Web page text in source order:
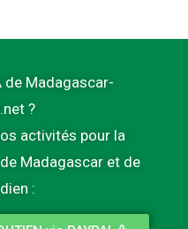
de Madagascar-
?
activités pour la
Madagascar et de
: